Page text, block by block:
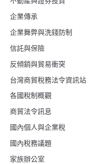
企業傳承
企業舞弊與洗錢防制
信託與保險
反傾銷與貿易衝突
台灣商貿稅務法令資訊站
各國稅制概觀
商貿法令訊息
國內個人與企業稅
國內稅務議題
家族辦公室